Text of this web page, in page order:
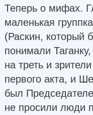
Теперь о мифах.
маленькая
(Раскин, который
понимали
на треть и
первого акта, и
был
не просили люди